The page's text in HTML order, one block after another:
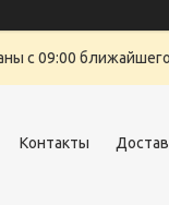
с 09:00
Контакты